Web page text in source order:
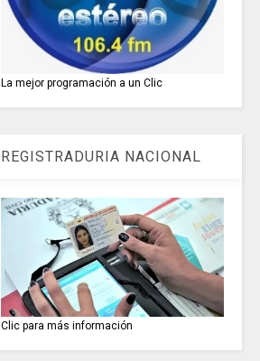
La mejor programación a un Clic
REGISTRADURIA NACIONAL
Clic para más información